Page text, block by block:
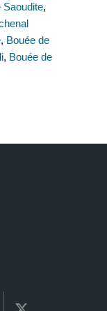
Saoudite,
, Bouée de
, Bouée de